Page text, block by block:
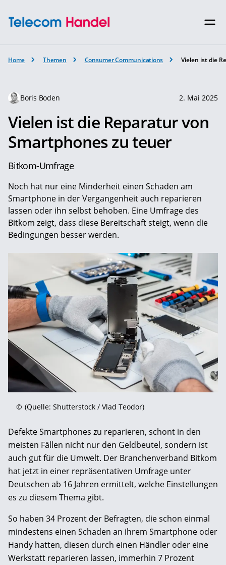
Home Themen Consumer Communications Vielen ist die
Boris Boden 2. Mai 2025
Vielen ist die Reparatur von
Smartphones zu teuer
Bitkom-Umfrage
Noch hat nur eine Minderheit einen Schaden am
Smartphone in der Vergangenheit auch reparieren
lassen oder ihn selbst behoben. Eine Umfrage des
Bitkom zeigt, dass diese Bereitschaft steigt, wenn die
Bedingungen besser werden.
© (Quelle: Shutterstock / Vlad Teodor)
Defekte Smartphones zu reparieren, schont in den
meisten Fällen nicht nur den Geldbeutel, sondern ist
auch gut für die Umwelt. Der Branchenverband Bitkom
hat jetzt in einer repräsentativen Umfrage unter
Deutschen ab 16 Jahren ermittelt, welche Einstellungen
es zu diesem Thema gibt.
So haben 34 Prozent der Befragten, die schon einmal
mindestens einen Schaden an ihrem Smartphone oder
Handy hatten, diesen durch einen Händler oder eine
Werkstatt reparieren lassen, immerhin 7 Prozent